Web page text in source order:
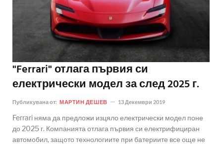
"Ferrari" отлага първия си
електрически модел за след 2025 г.
Публикувана от: МАРТИН ДЕШЕВ 13 Декември 2019
Ferrari няма да предложи изцяло електрически модел поне
до 2025 г. Компанията отлага първия си електрифициран
автомобил, защото технологиите при батериите все още не